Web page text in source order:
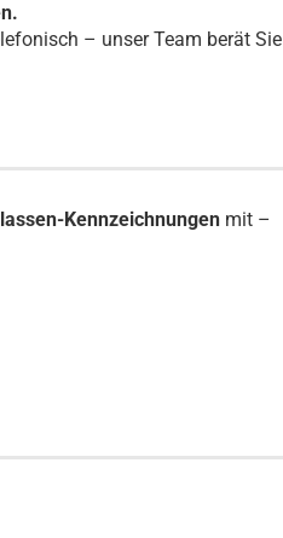
– unser Team berät Sie
Kennzeichnungen mit –